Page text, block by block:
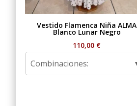
Vestido Flamenca Niña ALMA
Blanco Lunar Negro
110,00 €
Combinaciones: